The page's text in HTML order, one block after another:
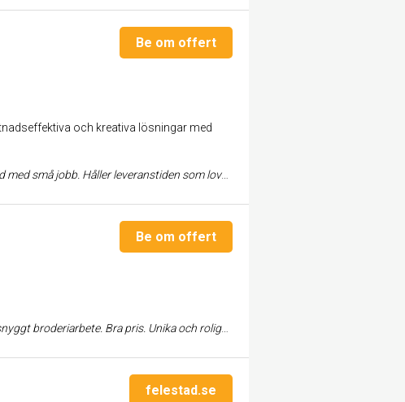
Be om offert
och kreativa lösningar med
små jobb. Håller leveranstiden som lovat.
Be om offert
Bra pris. Unika och roliga produkter. Fin kontakt då ...
felestad.se